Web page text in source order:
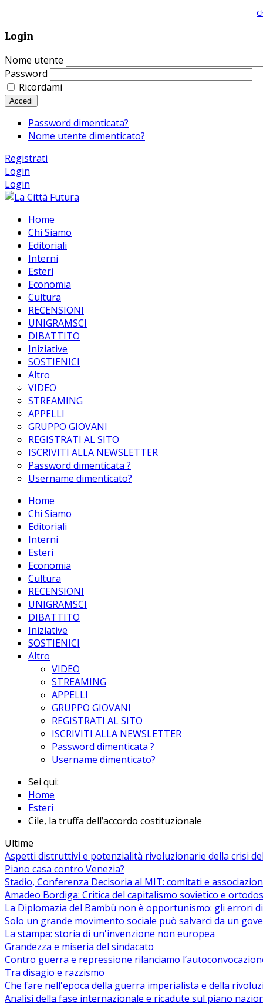
Login
Nome utente
Password
Ricordami
Accedi
Password dimenticata?
Nome utente dimenticato?
Registrati
Login
Login
Home
Chi Siamo
Editoriali
Interni
Esteri
Economia
Cultura
RECENSIONI
UNIGRAMSCI
DIBATTITO
Iniziative
SOSTIENICI
Altro
VIDEO
STREAMING
APPELLI
GRUPPO GIOVANI
REGISTRATI AL SITO
ISCRIVITI ALLA NEWSLETTER
Password dimenticata ?
Username dimenticato?
Home
Chi Siamo
Editoriali
Interni
Esteri
Economia
Cultura
RECENSIONI
UNIGRAMSCI
DIBATTITO
Iniziative
SOSTIENICI
Altro
VIDEO
STREAMING
APPELLI
GRUPPO GIOVANI
REGISTRATI AL SITO
ISCRIVITI ALLA NEWSLETTER
Password dimenticata ?
Username dimenticato?
Sei qui:
Home
Esteri
Cile, la truffa dell’accordo costituzionale
Ultime
Aspetti distruttivi e potenzialità rivoluzionarie della crisi
Piano casa contro Venezia?
Stadio, Conferenza Decisoria al MIT: comitati e
Amadeo Bordiga: Critica del capitalismo sovietico e
La Diplomazia del Bambù non è opportunismo: gli errori
Solo un grande movimento sociale può salvarci da un
La stampa: storia di un'invenzione non europea
Grandezza e miseria del sindacato
Contro guerra e repressione rilanciamo
Tra disagio e razzismo
Che fare nell'epoca della guerra imperialista e della
Analisi della fase internazionale e ricadute sul piano